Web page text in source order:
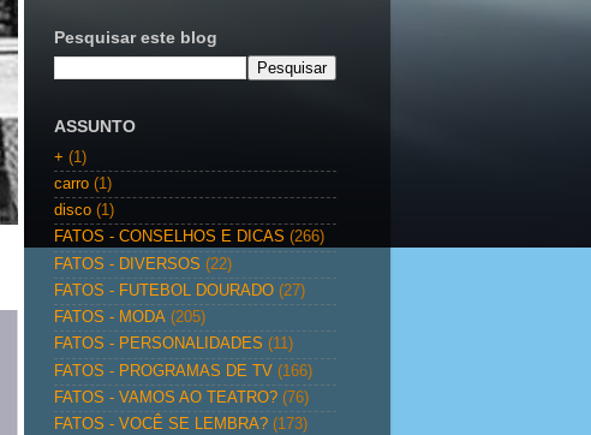
Pesquisar este blog
ASSUNTO
+ (1)
carro (1)
disco (1)
FATOS - CONSELHOS E DICAS (266)
FATOS - DIVERSOS (22)
FATOS - FUTEBOL DOURADO (27)
FATOS - MODA (205)
FATOS - PERSONALIDADES (11)
FATOS - PROGRAMAS DE TV (166)
FATOS - VAMOS AO TEATRO? (76)
FATOS - VOCÊ SE LEMBRA? (173)